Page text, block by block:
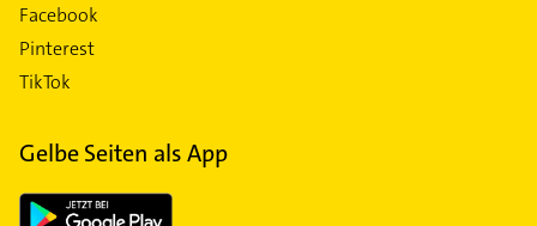
Facebook
Pinterest
TikTok
Gelbe Seiten als App